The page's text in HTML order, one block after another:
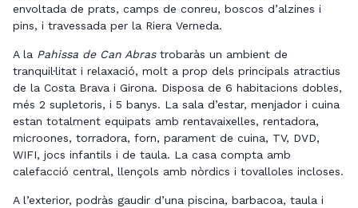
envoltada de prats, camps de conreu, boscos d’alzines i
pins, i travessada per la Riera Verneda.
A la Pahissa de Can Abrastrobaràs un ambient de
tranquil·litat i relaxació, molt a prop dels principals atractius
de la Costa Brava i Girona. Disposa de 6 habitacions dobles,
més 2 supletoris, i 5 banys. La sala d’estar, menjador i cuina
estan totalment equipats amb rentavaixelles, rentadora,
microones, torradora, forn, parament de cuina, TV, DVD,
WIFI, jocs infantils i de taula. La casa compta amb
calefacció central, llençols amb nòrdics i tovalloles incloses.
A l’exterior, podràs gaudir d’una piscina, barbacoa, taula i